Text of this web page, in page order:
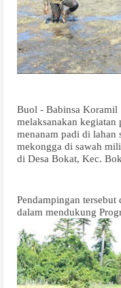
Buol - Babinsa
melaksanakan kegiatan
menanam padi di lahan
mekongga di sawah
di Desa Bokat, Kec.
Pendampingan
dalam mendukung